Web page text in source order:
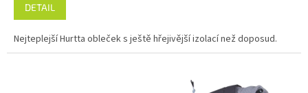
DETAIL
Nejteplejší Hurtta obleček s ještě hřejivější izolací než doposud.